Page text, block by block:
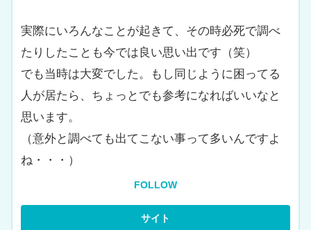
実際にいろんなことが起きて、その時必死で調べ
たりしたことも今では良い思い出です（笑）
でも当時は大変でした。もし同じように困ってる
人が居たら、ちょっとでも参考になればいいなと
思います。
（意外と調べても出てこない事って多いんですよ
ね・・・）
FOLLOW